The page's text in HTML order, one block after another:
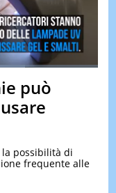
& TV
QUIZ
TEST
DI
può
possibilità di
frequente alle